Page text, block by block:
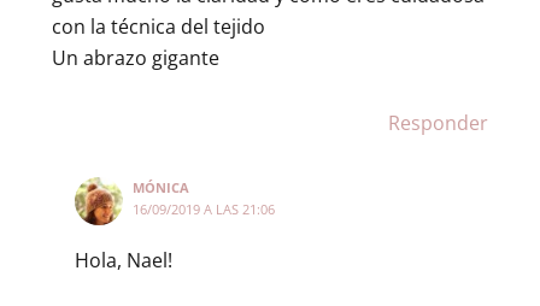
con la técnica del tejido
Un abrazo gigante
Responder
MÓNICA
16/09/2019 A LAS 21:06
Hola, Nael!